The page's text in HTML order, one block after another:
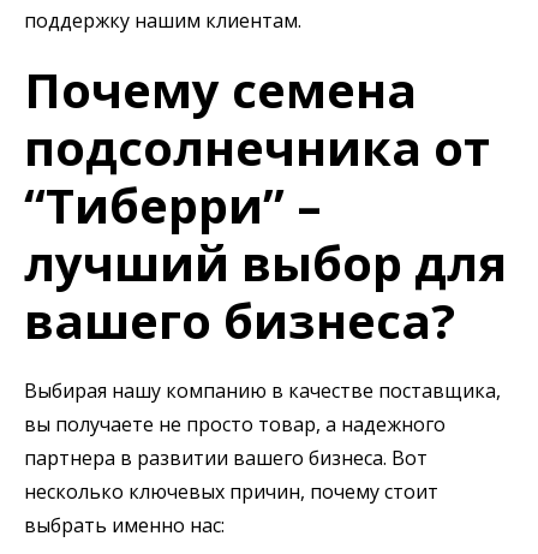
поддержку нашим клиентам.
Почему семена
подсолнечника от
“Тиберри” –
лучший выбор для
вашего бизнеса?
Выбирая нашу компанию в качестве поставщика,
вы получаете не просто товар, а надежного
партнера в развитии вашего бизнеса. Вот
несколько ключевых причин, почему стоит
выбрать именно нас: